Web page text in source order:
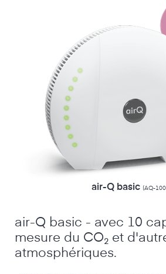
air-Q basic (AQ-
air-Q basic - avec 10
mesure du CO₂ et
atmosphériques.